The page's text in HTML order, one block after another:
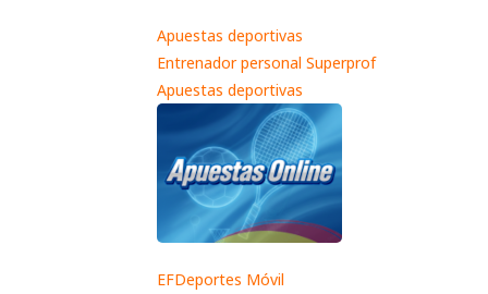
Apuestas deportivas
Entrenador personal Superprof
Apuestas deportivas
EFDeportes Móvil